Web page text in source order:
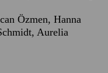
Özmen, Hanna
Aurelia